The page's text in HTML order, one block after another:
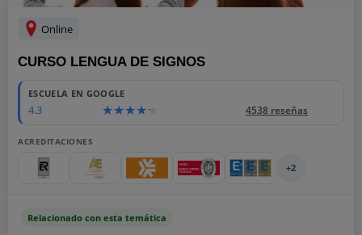
Online
CURSO LENGUA DE SIGNOS
ESCUELA EN GOOGLE
4.3 4538 reseñas
ACREDITACIONES
+2
Relacionado con esta temática